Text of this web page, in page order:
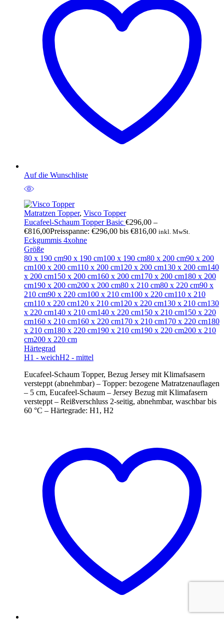
Auf die Wunschliste
Matratzen Topper, Visco Topper
Eucafeel-Schaum Topper Basic €296,00 –
€816,00Preisspanne: €296,00 bis €816,00 inkl. MwSt.
Eckgummis 4xohne
Größe
80 x 190 cm90 x 190 cm100 x 190 cm80 x 200 cm90 x 200
cm100 x 200 cm110 x 200 cm120 x 200 cm130 x 200 cm140
x 200 cm150 x 200 cm160 x 200 cm170 x 200 cm180 x 200
cm190 x 200 cm200 x 200 cm80 x 210 cm80 x 220 cm90 x
210 cm90 x 220 cm100 x 210 cm100 x 220 cm110 x 210
cm110 x 220 cm120 x 210 cm120 x 220 cm130 x 210 cm130
x 220 cm140 x 210 cm140 x 220 cm150 x 210 cm150 x 220
cm160 x 210 cm160 x 220 cm170 x 210 cm170 x 220 cm180
x 210 cm180 x 220 cm190 x 210 cm190 x 220 cm200 x 210
cm200 x 220 cm
Härtegrad
H1 - weichH2 - mittel
Eucafeel-Schaum Topper, Bezug Jersey mit Klimafsasern
versteppt (abnehmbar) – Topper: bezogene Matratzenauflagen
– 5 cm, Eucafeel-Schaum – Jersey Bezug mit Klimafasern
versteppt – Reißverschluss 2-seitig, abnehmbar, waschbar bis
60 °C – Härtegrade: H1, H2